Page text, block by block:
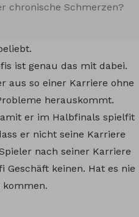
chronische Schmerzen?
ist genau das mit dabei.
aus so einer Karriere ohne
herauskommt.
er im Halbfinals spielfit
er nicht seine Karriere
nach seiner Karriere
Geschäft keinen. Hat es nie